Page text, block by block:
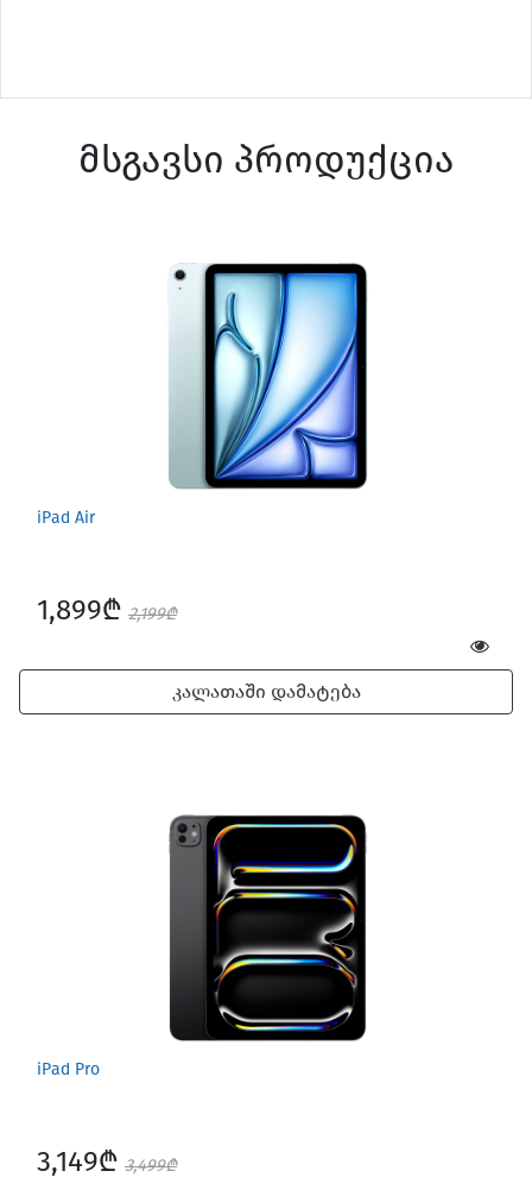
მსგავსი პროდუქცია
iPad Air
1,899₾ 2,199₾
კალათაში დამატება
iPad Pro
3,149₾ 3,499₾